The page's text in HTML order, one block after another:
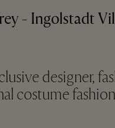
- Ingolstadt
designer,
costume